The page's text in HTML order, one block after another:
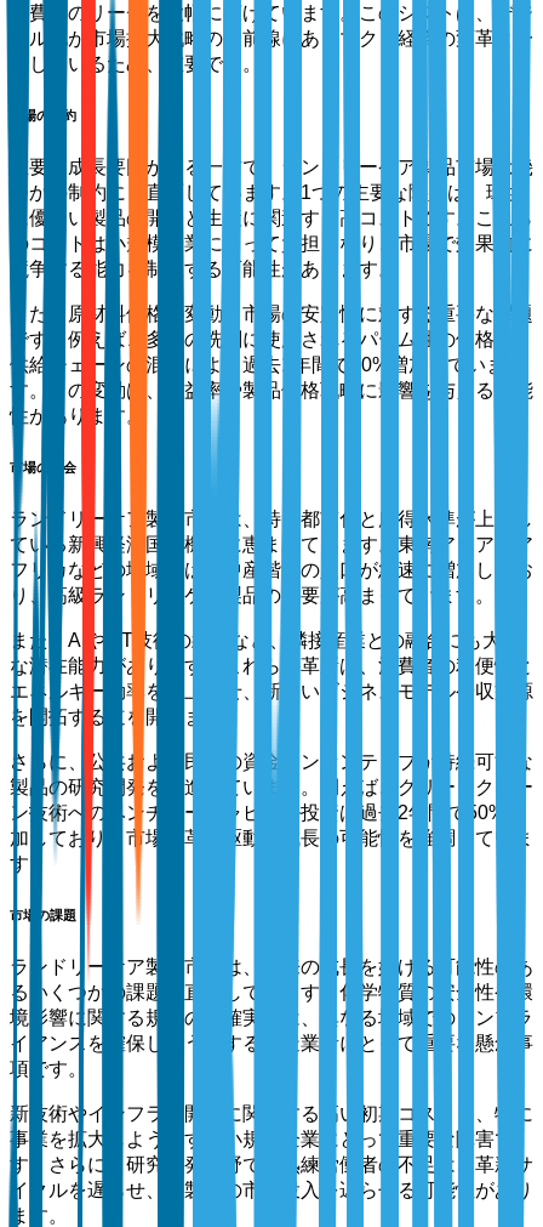
消費者のリーチを大幅に広げています。このシフトは、デジ
タル化が市場拡大戦略の最前線にあるマクロ経済の変革と一
致しているため、重要です。
市場の制約
重要な成長要因がある一方で、ランドリーケア製品市場は幾
つかの制約にも直面しています。1つの主要な障壁は、環境
に優しい製品の開発と生産に関連する高コストです。これら
のコストは小規模企業にとって負担となり、市場で効果的に
競争する能力を制限する可能性があります。
また、原材料価格の変動も市場の安定性に対する重要な課題
です。例えば、多くの洗剤に使用されるパーム油の価格は、
供給チェーンの混乱により過去1年間で30%増加していま
す。この変動は、利益率や製品価格戦略に影響を与える可能
性があります。
市場の機会
ランドリーケア製品市場は、特に都市化と所得水準が上昇し
ている新興経済国で機会に恵まれています。東南アジアやア
フリカなどの地域では、中産階級の人口が急速に増加してお
り、高級ランドリーケア製品の需要が高まっています。
また、AIやIoT技術の統合など、隣接産業との融合にも大き
な潜在能力があります。これらの革新は、消費者の利便性と
エネルギー効率を向上させ、新しいビジネスモデルや収益源
を開拓する道を開きます。
さらに、公共および民間の資金インセンティブが持続可能な
製品の研究開発を促進しています。例えば、グリーンクリー
ン技術へのベンチャーキャピタル投資は過去2年間で50%増
加しており、市場の革新駆動型成長の可能性を強調していま
す。
市場の課題
ランドリーケア製品市場は、将来の成長を妨げる可能性のあ
るいくつかの課題に直面しています。化学物質の安全性や環
境影響に関する規制の不確実性は、異なる地域でのコンプラ
イアンスを確保しようとする製造業者にとって重要な懸念事
項です。
新技術やインフラの開発に関連する高い初期コストも、特に
事業を拡大しようとする小規模企業にとって重要な障害で
す。さらに、研究開発分野での熟練労働者の不足は、革新サ
イクルを遅らせ、新製品の市場投入を遅らせる可能性があり
ます。